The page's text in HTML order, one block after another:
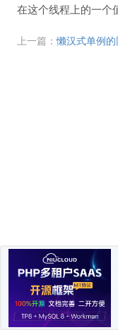
在这个线程上的一个
上一篇：懒汉式单例